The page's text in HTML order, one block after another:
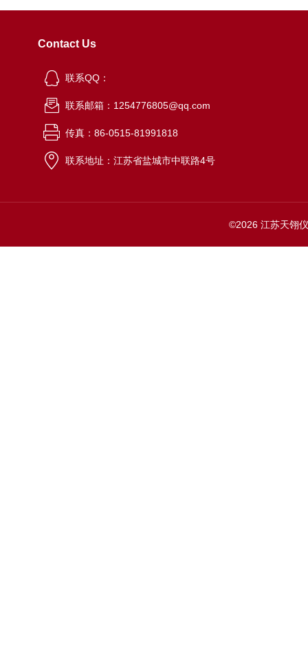
Contact Us
联系QQ：
联系邮箱：1254776805@qq.com
传真：86-0515-81991818
联系地址：江苏省盐城市中联路4号
©2026 江苏天翎